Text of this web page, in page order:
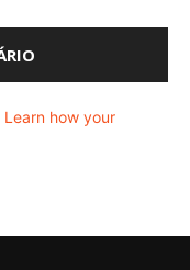
Learn how your